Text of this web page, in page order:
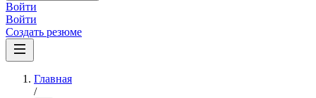
Войти
Войти
Создать резюме
Главная
/